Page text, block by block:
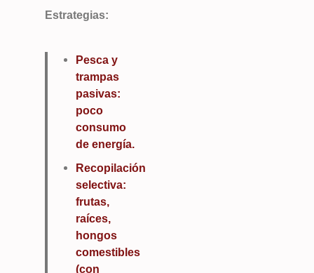
Estrategias:
Pesca y
trampas
pasivas:
poco
consumo
de energía.
Recopilación
selectiva:
frutas,
raíces,
hongos
comestibles
(con